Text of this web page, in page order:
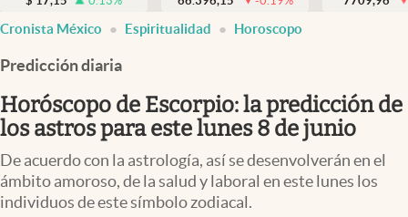
Pc y celular
Vida y estilo
Cronista México Espiritualidad Horoscopo
Predicción diaria
Horóscopo de Escorpio: la predicción de
los astros para este lunes 8 de junio
De acuerdo con la astrología, así se desenvolverán en el
ámbito amoroso, de la salud y laboral en este lunes los
individuos de este símbolo zodiacal.